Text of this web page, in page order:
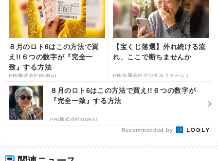
８月のロト6はこの方法で買
え!!６つの数字が『完全一
致』する方法
PR(株式会社MURA)
【宝くじ落選】外れ続ける流
れ、ここで断ちませんか
PR(合同会社デジタルファーム )
８月のロト6はこの方法で買え!!６つの数字が
『完全一致』する方法
PR(株式会社MURA)
Recommended by